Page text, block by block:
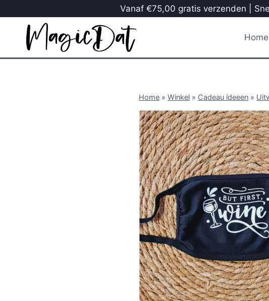
Vanaf €75,00 gratis verzenden |
Home
Home » Winkel » Cadeau ideeen »